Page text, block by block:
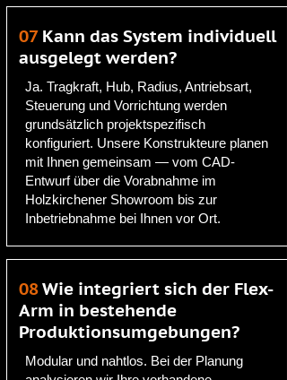
07 Kann das System individuell
ausgelegt werden?
Ja. Tragkraft, Hub, Radius, Antriebsart,
Steuerung und Vorrichtung werden
grundsätzlich projektspezifisch
konfiguriert. Unsere Konstrukteure planen
mit Ihnen gemeinsam — vom CAD-
Entwurf über die Vorabnahme im
Holzkirchener Showroom bis zur
Inbetriebnahme bei Ihnen vor Ort.
08Wie integriert sich der Flex-
Arm in bestehende
Produktionsumgebungen?
Modular und nahtlos. Bei der Planung